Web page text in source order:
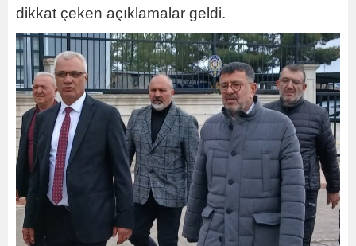
dikkat çeken açıklamalar geldi.